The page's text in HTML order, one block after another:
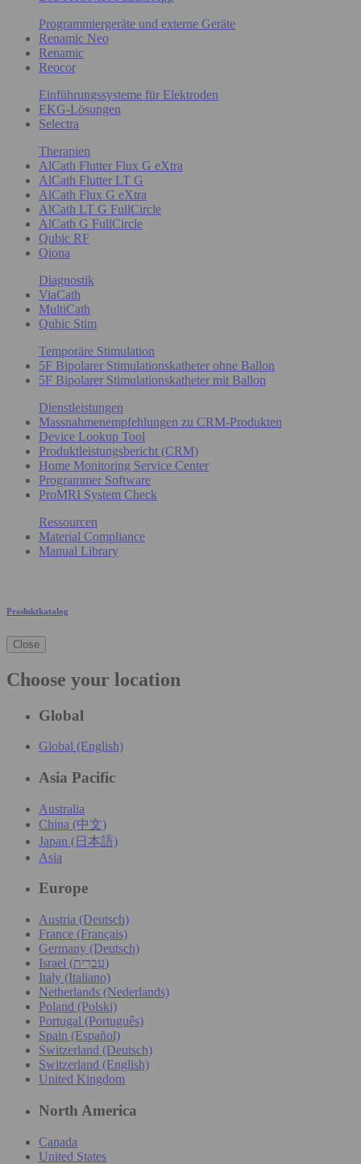
Programmiergeräte und externe Geräte
Renamic Neo
Renamic
Reocor
Einführungssysteme für Elektroden
EKG-Lösungen
Selectra
Therapien
AlCath Flutter Flux G eXtra
AlCath Flutter LT G
AlCath Flux G eXtra
AlCath LT G FullCircle
AlCath G FullCircle
Qubic RF
Qiona
Diagnostik
ViaCath
MultiCath
Qubic Stim
Temporäre Stimulation
5F Bipolarer Stimulationskatheter ohne Ballon
5F Bipolarer Stimulationskatheter mit Ballon
Dienstleistungen
Massnahmenempfehlungen zu CRM-Produkten
Device Lookup Tool
Produktleistungsbericht (CRM)
Home Monitoring Service Center
Programmer Software
ProMRI System Check
Ressourcen
Material Compliance
Manual Library
Produktkatalog
Close
Choose your location
Global
Global (English)
Asia Pacific
Australia
China (中文)
Japan (日本語)
Asia
Europe
Austria (Deutsch)
France (Français)
Germany (Deutsch)
Israel (עִברִית)
Italy (Italiano)
Netherlands (Nederlands)
Poland (Polski)
Portugal (Português)
Spain (Español)
Switzerland (Deutsch)
Switzerland (English)
United Kingdom
North America
Canada
United States